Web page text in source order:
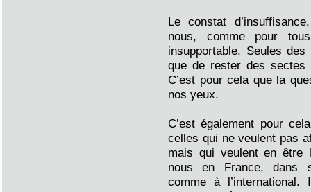
Le constat
nous, comme pour
insupportable. Seules des
que de rester des sectes
C’est pour cela que la
nos yeux.
C’est également pour
celles qui ne veulent pas
mais qui veulent en être
nous en France, dans
comme à